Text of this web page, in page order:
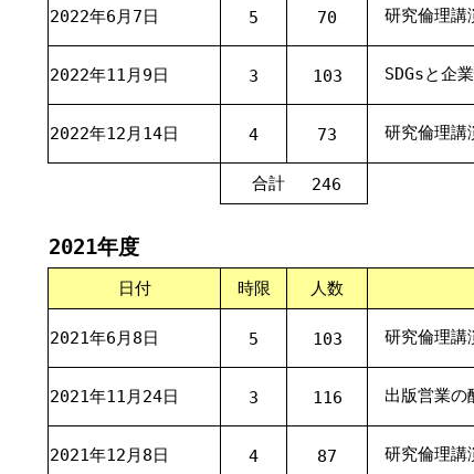
2022年6月7日 5 70 研究倫理講
2022年11月9日 3 103 SDGsと企
2022年12月14日 4 73 研究倫理講
合計 246
2021年度
日付 時限 人数
2021年6月8日 5 103 研究倫理講
2021年11月24日 3 116 出版営業
2021年12月8日 4 87 研究倫理講